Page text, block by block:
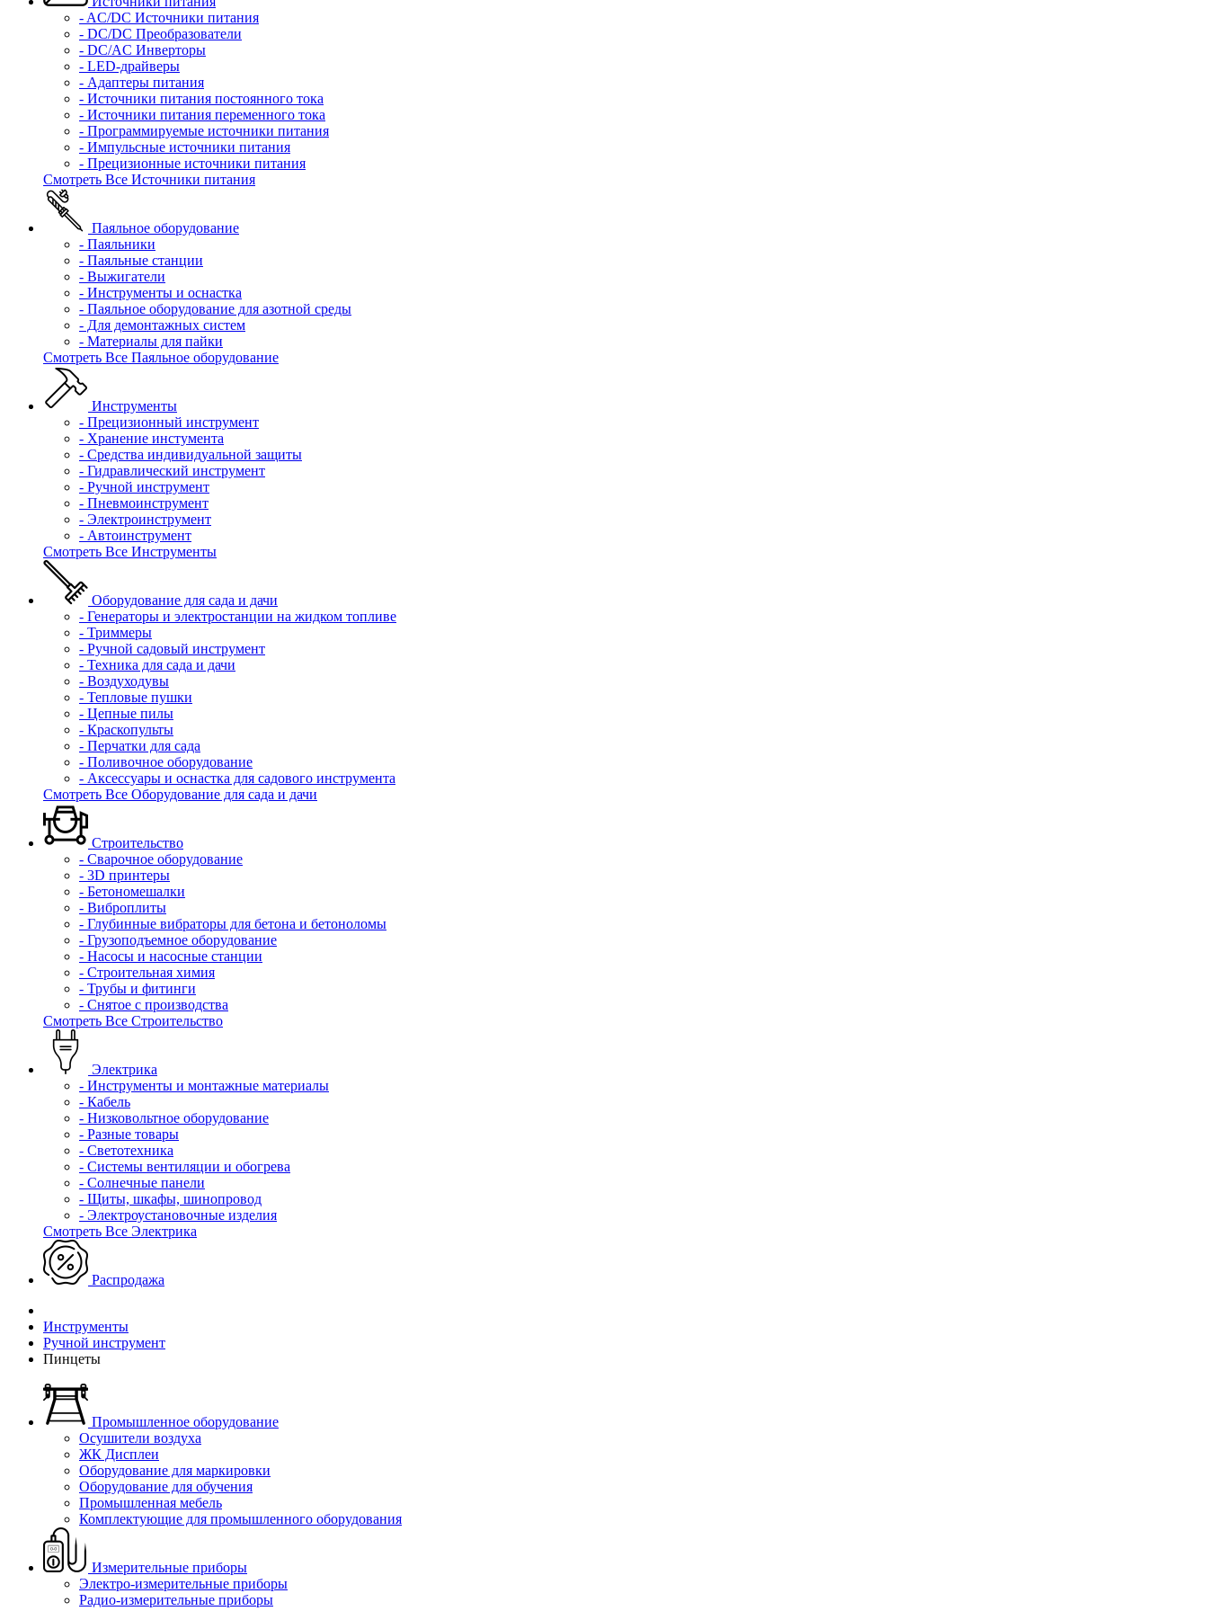
- AC/DC Источники питания
- DC/DC Преобразователи
- DC/AC Инверторы
- LED-драйверы
- Адаптеры питания
- Источники питания постоянного тока
- Источники питания переменного тока
- Программируемые источники питания
- Импульсные источники питания
- Прецизионные источники питания
Смотреть Все Источники питания
Паяльное оборудование
- Паяльники
- Паяльные станции
- Выжигатели
- Инструменты и оснастка
- Паяльное оборудование для азотной среды
- Для демонтажных систем
- Материалы для пайки
Смотреть Все Паяльное оборудование
Инструменты
- Прецизионный инструмент
- Хранение инстумента
- Средства индивидуальной защиты
- Гидравлический инструмент
- Ручной инструмент
- Пневмоинструмент
- Электроинструмент
- Автоинструмент
Смотреть Все Инструменты
Оборудование для сада и дачи
- Генераторы и электростанции на жидком топливе
- Триммеры
- Ручной садовый инструмент
- Техника для сада и дачи
- Воздуходувы
- Тепловые пушки
- Цепные пилы
- Краскопульты
- Перчатки для сада
- Поливочное оборудование
- Аксессуары и оснастка для садового инструмента
Смотреть Все Оборудование для сада и дачи
Строительство
- Сварочное оборудование
- 3D принтеры
- Бетономешалки
- Виброплиты
- Глубинные вибраторы для бетона и бетоноломы
- Грузоподъемное оборудование
- Насосы и насосные станции
- Строительная химия
- Трубы и фитинги
- Снятое с производства
Смотреть Все Строительство
Электрика
- Инструменты и монтажные материалы
- Кабель
- Низковольтное оборудование
- Разные товары
- Светотехника
- Системы вентиляции и обогрева
- Солнечные панели
- Щиты, шкафы, шинопровод
- Электроустановочные изделия
Смотреть Все Электрика
Распродажа
Инструменты
Ручной инструмент
Пинцеты
Промышленное оборудование
Осушители воздуха
ЖК Дисплеи
Оборудование для маркировки
Оборудование для обучения
Промышленная мебель
Комплектующие для промышленного оборудования
Измерительные приборы
Электро-измерительные приборы
Радио-измерительные приборы